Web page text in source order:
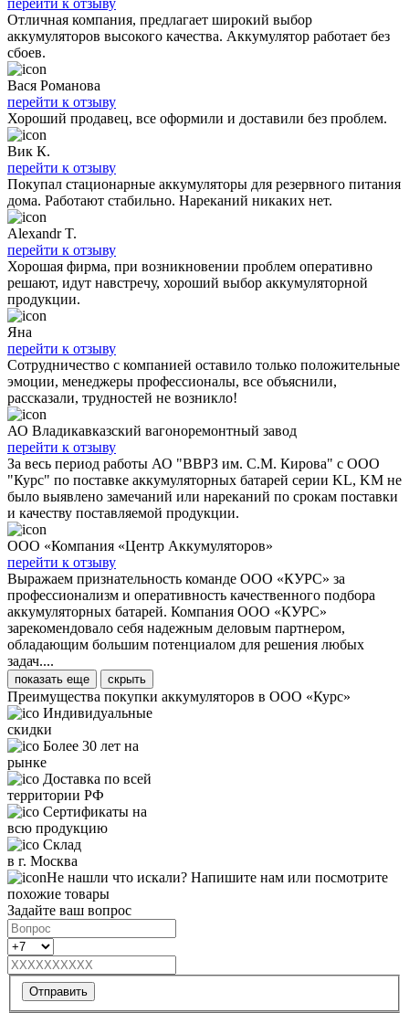
перейти к отзыву
Отличная компания, предлагает широкий выбор
аккумуляторов высокого качества. Аккумулятор работает без
сбоев.
Вася Романова
перейти к отзыву
Хороший продавец, все оформили и доставили без проблем.
Вик К.
перейти к отзыву
Покупал стационарные аккумуляторы для резервного питания
дома. Работают стабильно. Нареканий никаких нет.
Alexandr T.
перейти к отзыву
Хорошая фирма, при возникновении проблем оперативно
решают, идут навстречу, хороший выбор аккумуляторной
продукции.
Яна
перейти к отзыву
Сотрудничество с компанией оставило только положительные
эмоции, менеджеры профессионалы, все объяснили,
рассказали, трудностей не возникло!
АО Владикавказский вагоноремонтный завод
перейти к отзыву
За весь период работы АО "ВВРЗ им. С.М. Кирова" с ООО
"Курс" по поставке аккумуляторных батарей серии KL, KM не
было выявлено замечаний или нареканий по срокам поставки
и качеству поставляемой продукции.
ООО «Компания «Центр Аккумуляторов»
перейти к отзыву
Выражаем признательность команде ООО «КУРС» за
профессионализм и оперативность качественного подбора
аккумуляторных батарей. Компания ООО «КУРС»
зарекомендовало себя надежным деловым партнером,
обладающим большим потенциалом для решения любых
задач....
показать еще скрыть
Преимущества покупки аккумуляторов в ООО «Курс»
Индивидуальные
скидки
Более 30 лет на
рынке
Доставка по всей
территории РФ
Сертификаты на
всю продукцию
Склад
в г. Москва
Не нашли что искали? Напишите нам или посмотрите
похожие товары
Задайте ваш вопрос
Отправить